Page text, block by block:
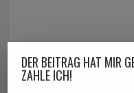
DER BEITRAG HAT MIR
ZAHLE ICH!